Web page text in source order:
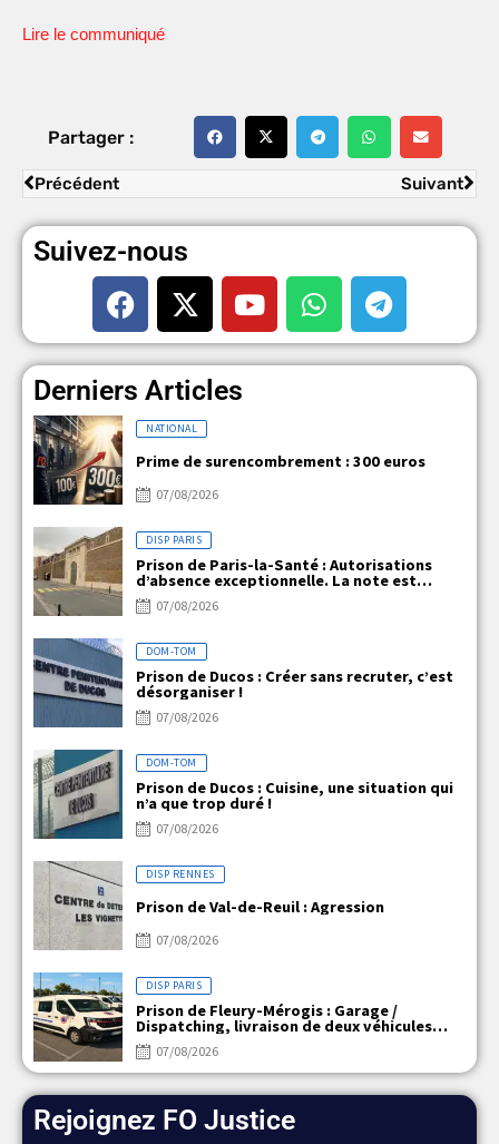
Lire le communiqué
Partager :
Précédent Suivant
Suivez-nous
Derniers Articles
NATIONAL
Prime de surencombrement : 300 euros
07/08/2026
DISP PARIS
Prison de Paris-la-Santé : Autorisations
d’absence exceptionnelle. La note est
claire, mais la réalité ne l’est pas !
07/08/2026
DOM-TOM
Prison de Ducos : Créer sans recruter, c’est
désorganiser !
07/08/2026
DOM-TOM
Prison de Ducos : Cuisine, une situation qui
n’a que trop duré !
07/08/2026
DISP RENNES
Prison de Val-de-Reuil : Agression
07/08/2026
DISP PARIS
Prison de Fleury-Mérogis : Garage /
Dispatching, livraison de deux véhicules
électriques
07/08/2026
Rejoignez FO Justice